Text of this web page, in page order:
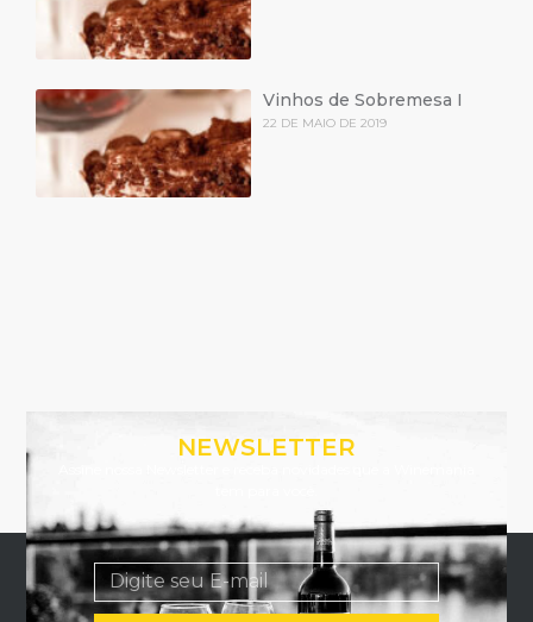
Vinhos de Sobremesa I
22 DE MAIO DE 2019
NEWSLETTER